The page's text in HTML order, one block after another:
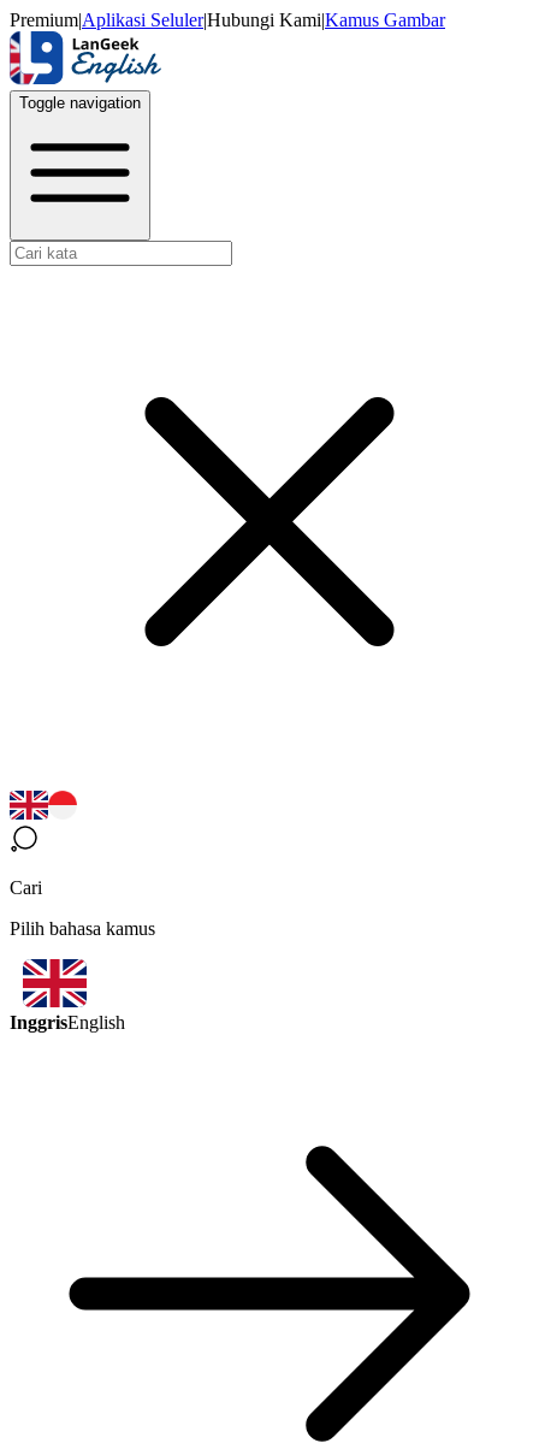
Premium|Aplikasi Seluler|Hubungi Kami|Kamus Gambar
Toggle navigation
Cari
Pilih bahasa kamus
InggrisEnglish